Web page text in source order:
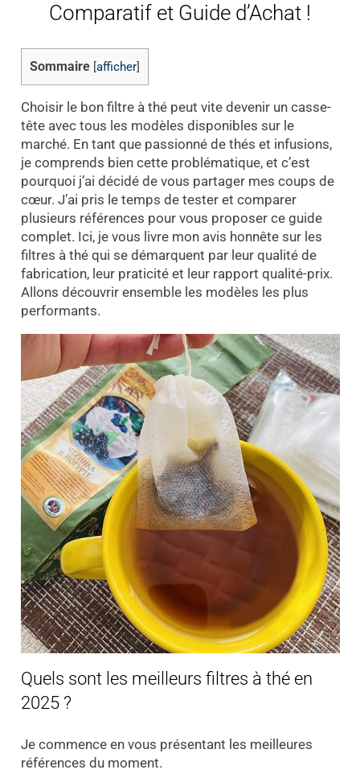
Comparatif et Guide d’Achat !
Sommaire afficher]
Choisir le bon filtre à thé peut vite devenir un casse-
tête avec tous les modèles disponibles sur le
marché. En tant que passionné de thés et infusions,
je comprends bien cette problématique, et c’est
pourquoi j’ai décidé de vous partager mes coups de
cœur. J’ai pris le temps de tester et comparer
plusieurs références pour vous proposer ce guide
complet. Ici, je vous livre mon avis honnête sur les
filtres à thé qui se démarquent par leur qualité de
fabrication, leur praticité et leur rapport qualité-prix.
Allons découvrir ensemble les modèles les plus
performants.
Quels sont les meilleurs filtres à thé en
2025 ?
Je commence en vous présentant les meilleures
références du moment.